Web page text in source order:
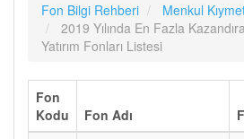
Fon Bilgi Rehberi
Menkul
2019 Yılında En Fazla
Yatırım Fonları Listesi
Fon
Kodu
Fon Adı